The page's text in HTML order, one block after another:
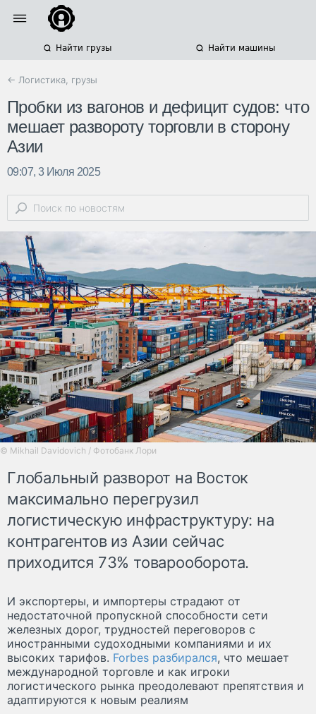
Найти грузы Найти машины
← Логистика, грузы
Пробки из вагонов и дефицит судов: что
мешает развороту торговли в сторону
Азии
09:07, 3 Июля 2025
© Mikhail Davidovich / Фотобанк Лори
Глобальный разворот на Восток
максимально перегрузил
логистическую инфраструктуру: на
контрагентов из Азии сейчас
приходится 73% товарооборота.
И экспортеры, и импортеры страдают от
недостаточной пропускной способности сети
железных дорог, трудностей переговоров с
иностранными судоходными компаниями и их
высоких тарифов. Forbes разбирался, что мешает
международной торговле и как игроки
логистического рынка преодолевают препятствия и
адаптируются к новым реалиям